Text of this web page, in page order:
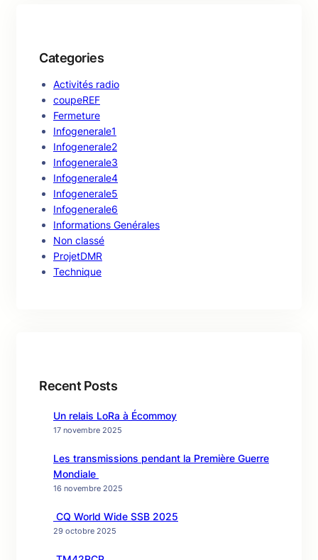
Categories
Activités radio
coupeREF
Fermeture
Infogenerale1
Infogenerale2
Infogenerale3
Infogenerale4
Infogenerale5
Infogenerale6
Informations Genérales
Non classé
ProjetDMR
Technique
Recent Posts
Un relais LoRa à Écommoy
17 novembre 2025
Les transmissions pendant la Première Guerre
Mondiale
16 novembre 2025
CQ World Wide SSB 2025
29 octobre 2025